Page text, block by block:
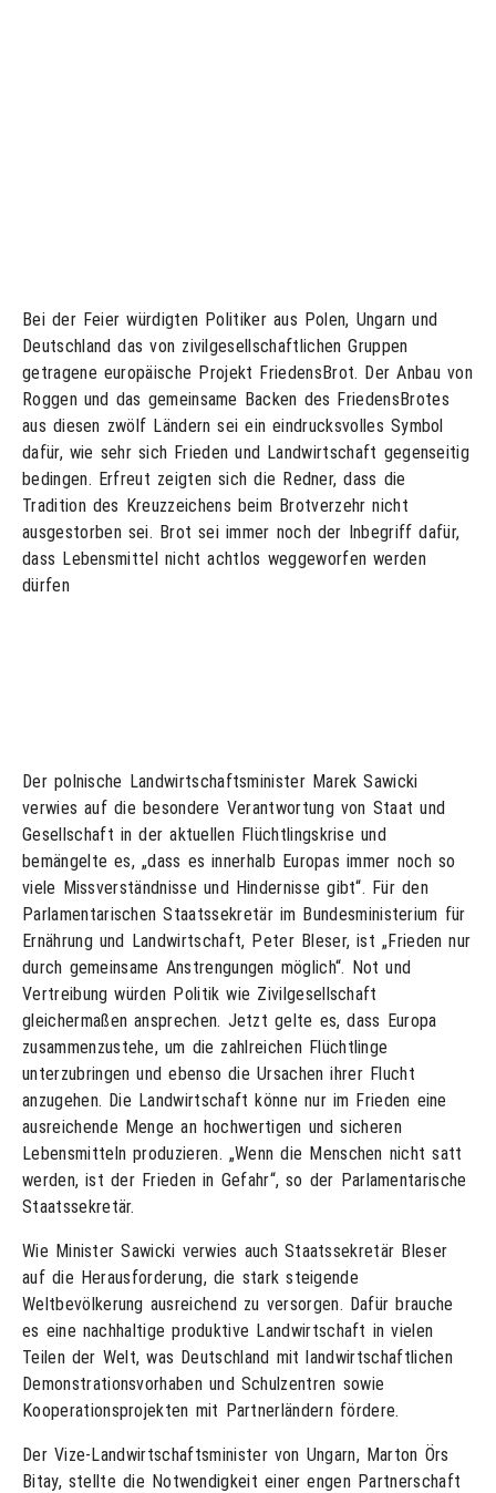
Bei der Feier würdigten Politiker aus Polen, Ungarn und
Deutschland das von zivilgesellschaftlichen Gruppen
getragene europäische Projekt FriedensBrot. Der Anbau von
Roggen und das gemeinsame Backen des FriedensBrotes
aus diesen zwölf Ländern sei ein eindrucksvolles Symbol
dafür, wie sehr sich Frieden und Landwirtschaft gegenseitig
bedingen. Erfreut zeigten sich die Redner, dass die
Tradition des Kreuzzeichens beim Brotverzehr nicht
ausgestorben sei. Brot sei immer noch der Inbegriff dafür,
dass Lebensmittel nicht achtlos weggeworfen werden
dürfen
Der polnische Landwirtschaftsminister Marek Sawicki
verwies auf die besondere Verantwortung von Staat und
Gesellschaft in der aktuellen Flüchtlingskrise und
bemängelte es, „dass es innerhalb Europas immer noch so
viele Missverständnisse und Hindernisse gibt“. Für den
Parlamentarischen Staatssekretär im Bundesministerium für
Ernährung und Landwirtschaft, Peter Bleser, ist „Frieden nur
durch gemeinsame Anstrengungen möglich“. Not und
Vertreibung würden Politik wie Zivilgesellschaft
gleichermaßen ansprechen. Jetzt gelte es, dass Europa
zusammenzustehe, um die zahlreichen Flüchtlinge
unterzubringen und ebenso die Ursachen ihrer Flucht
anzugehen. Die Landwirtschaft könne nur im Frieden eine
ausreichende Menge an hochwertigen und sicheren
Lebensmitteln produzieren. „Wenn die Menschen nicht satt
werden, ist der Frieden in Gefahr“, so der Parlamentarische
Staatssekretär.
Wie Minister Sawicki verwies auch Staatssekretär Bleser
auf die Herausforderung, die stark steigende
Weltbevölkerung ausreichend zu versorgen. Dafür brauche
es eine nachhaltige produktive Landwirtschaft in vielen
Teilen der Welt, was Deutschland mit landwirtschaftlichen
Demonstrationsvorhaben und Schulzentren sowie
Kooperationsprojekten mit Partnerländern fördere.
Der Vize-Landwirtschaftsminister von Ungarn, Marton Örs
Bitay, stellte die Notwendigkeit einer engen Partnerschaft